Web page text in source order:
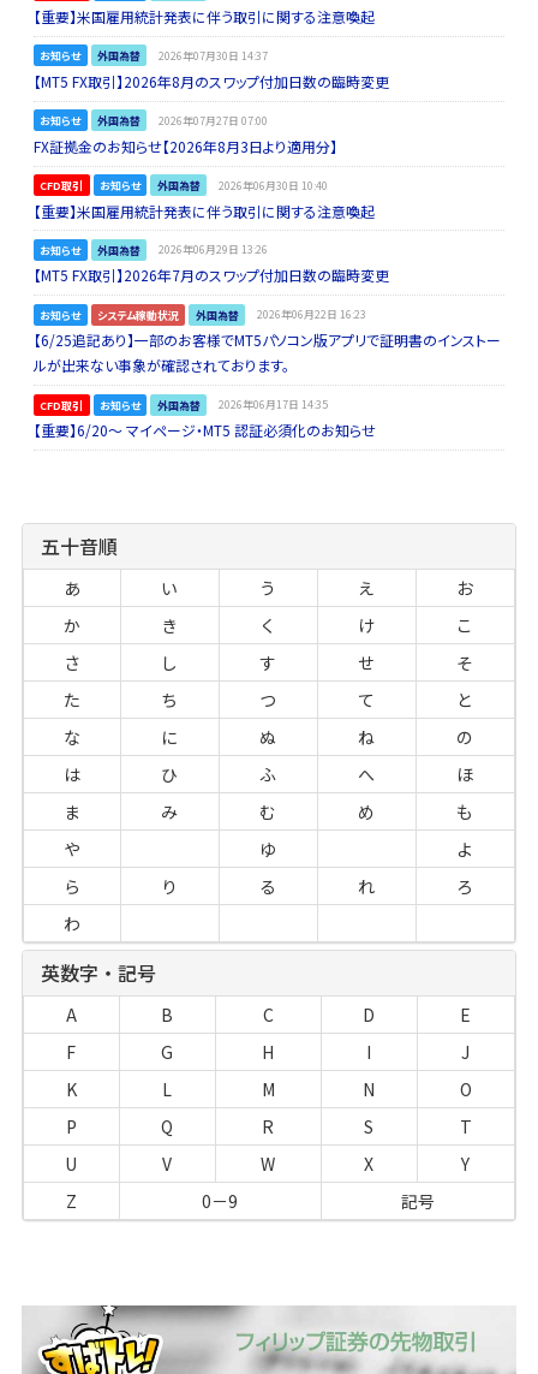
【重要】米国雇用統計発表に伴う取引に関する注意喚起
お知らせ 外国為替 2026年07月30日 14:37
【MT5 FX取引】2026年8月のスワップ付加日数の臨時変更
お知らせ 外国為替 2026年07月27日 07:00
FX証拠金のお知らせ【2026年8月3日より適用分】
CFD取引 お知らせ 外国為替 2026年06月30日 10:40
【重要】米国雇用統計発表に伴う取引に関する注意喚起
お知らせ 外国為替 2026年06月29日 13:26
【MT5 FX取引】2026年7月のスワップ付加日数の臨時変更
お知らせ システム稼動状況 外国為替 2026年06月22日 16:23
【6/25追記あり】一部のお客様でMT5パソコン版アプリで証明書のインストー
ルが出来ない事象が確認されております。
CFD取引 お知らせ 外国為替 2026年06月17日 14:35
【重要】6/20～ マイページ・MT5 認証必須化のお知らせ
五十音順
あ い う え
お
か
き く け
こ
さ
し す せ
そ
た
ち つ て
と
な
に ぬ ね
の
は
ひ ふ へ
ほ
ま
み む め
も
や
ゆ
よ
ら
り る れ
ろ
わ
英数字・記号
A B C D
E
F
G H I
J
K
L M N
O
P
Q R S
T
U
V W X
Y
Z
0－9 記号